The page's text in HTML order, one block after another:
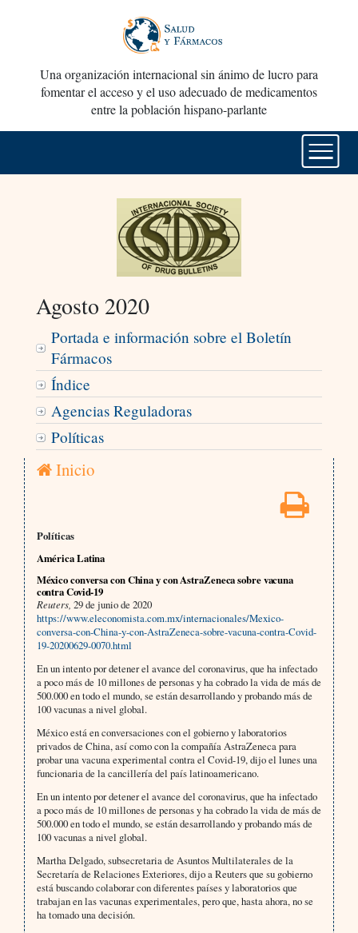
Una organización internacional sin ánimo de lucro para
fomentar el acceso y el uso adecuado de medicamentos
entre la población hispano-parlante
Agosto 2020
Portada e información sobre el Boletín
Fármacos
Índice
Agencias Reguladoras
Políticas
Inicio
Políticas
América Latina
México conversa con China y con AstraZeneca sobre vacuna
contra Covid-19
Reuters, 29 de junio de 2020
https://www.eleconomista.com.mx/internacionales/Mexico-
conversa-con-China-y-con-AstraZeneca-sobre-vacuna-contra-Covid-
19-20200629-0070.html
En un intento por detener el avance del coronavirus, que ha infectado
a poco más de 10 millones de personas y ha cobrado la vida de más de
500.000 en todo el mundo, se están desarrollando y probando más de
100 vacunas a nivel global.
México está en conversaciones con el gobierno y laboratorios
privados de China, así como con la compañía AstraZeneca para
probar una vacuna experimental contra el Covid-19, dijo el lunes una
funcionaria de la cancillería del país latinoamericano.
En un intento por detener el avance del coronavirus, que ha infectado
a poco más de 10 millones de personas y ha cobrado la vida de más de
500.000 en todo el mundo, se están desarrollando y probando más de
100 vacunas a nivel global.
Martha Delgado, subsecretaria de Asuntos Multilaterales de la
Secretaría de Relaciones Exteriores, dijo a Reuters que su gobierno
está buscando colaborar con diferentes países y laboratorios que
trabajan en las vacunas experimentales, pero que, hasta ahora, no se
ha tomado una decisión.